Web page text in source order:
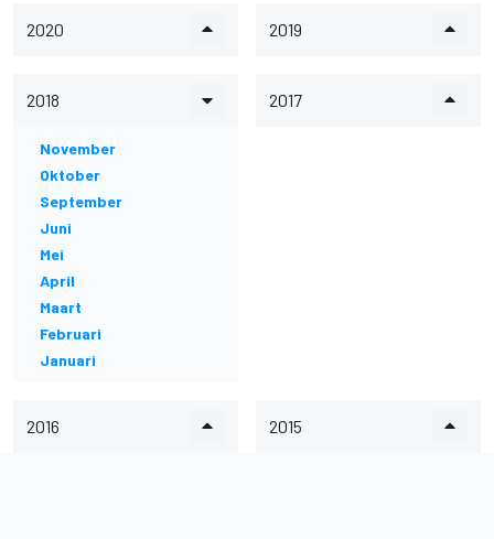
2020 2019
2018
November
Oktober
September
Juni
Mei
April
Maart
Februari
Januari
2017
2016 2015